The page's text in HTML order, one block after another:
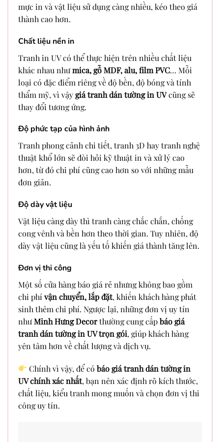
mực in và vật liệu sử dụng càng nhiều, kéo theo giá
thành cao hơn.
Chất liệu nền in
Tranh in UV có thể thực hiện trên nhiều chất liệu
khác nhau nhưmica, gỗ MDF, alu, film PVC… Mỗi
loại có đặc điểm riêng về độ bền, độ bóng và tính
thẩm mỹ, vì vậygiá tranh dán tường in UVcũng sẽ
thay đổi tương ứng.
Độ phức tạp của hình ảnh
Tranh phong cảnh chi tiết, tranh 3D hay tranh nghệ
thuật khổ lớn sẽ đòi hỏi kỹ thuật in và xử lý cao
hơn, từ đó chi phí cũng cao hơn so với những mẫu
đơn giản.
Độ dày vật liệu
Vật liệu càng dày thì tranh càng chắc chắn, chống
cong vênh và bền hơn theo thời gian. Tuy nhiên, độ
dày vật liệu cũng là yếu tố khiến giá thành tăng lên.
Đơn vị thi công
Một số cửa hàng báo giá rẻ nhưng không bao gồm
chi phí vận chuyển, lắp đặt, khiến khách hàng phát
sinh thêm chi phí. Ngược lại, những đơn vị uy tín
nhưMinh Hưng Decorthường cung cấpbáo giá
tranh dán tường in UV trọn gói, giúp khách hàng
yên tâm hơn về chất lượng và dịch vụ.
Chính vì vậy, để cóbáo giá tranh dán tường in
UV chính xác nhất, bạn nên xác định rõ kích thước,
chất liệu, kiểu tranh mong muốn và chọn đơn vị thi
công uy tín.